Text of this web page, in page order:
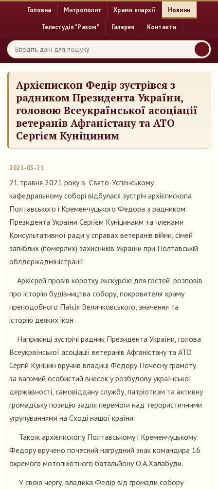
Головна Митрополит Храми єпархії Новини
Телестудія "Разом" Галерея Контакти
Архієпископ Федір зустрівся з
радником Президента України,
головою Всеукраїнської асоціації
ветеранів Афганістану та АТО
Сергієм Куніциним
2021-05-21
21 травня 2021 року в Свято-Успенському
кафедральному соборі відбулася зустріч архієпископа
Полтавського і Кременчуцького Федора з радником
Президента України Сергієм Куніцинаим та членами
Консультативної ради у справах ветеранів війни, сімей
загиблих (померлих) захисників України при Полтавській
облдержадміністрації.
Архієрей провів коротку екскурсію для гостей, розповів
про історію будівництва собору, покровителя храму
преподобного Паїсія Величковського, значення та
історію деяких ікон .
Наприкінці зустрічі радник Президента України, голова
Всеукраїнської асоціації ветеранів Афганістану та АТО
Сергій Куніцин вручив владиці Федору Почесну грамоту
за вагомий особистий внесок у розбудову української
державності, самовіддану службу, патріотизм та активну
громадську позицію задля перемоги над терористичними
угрупуваннями на Сході нашої країни.
Також архієпископу Полтавському і Кременчуцькому
Федору вручено почесний нагрудний знак командира 16
окремого мотопіхотного батальйону О.А.Халабуди.
У свою чергу, владика Федір від громади собору